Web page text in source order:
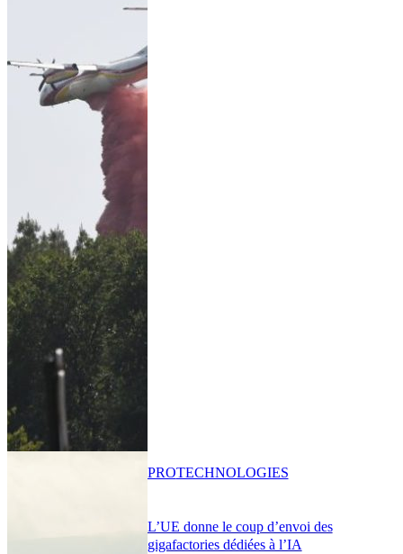
L’UE donne le coup d’envoi des
gigafactories dédiées à l’IA
PROTECHNOLOGIES